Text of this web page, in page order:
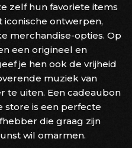
zelf hun favoriete items
iconische ontwerpen,
merchandise-opties. Op
een origineel en
je hen ook de vrijheid
muziek van
te uiten. Een cadeaubon
store is een perfecte
die graag zijn
wil omarmen.